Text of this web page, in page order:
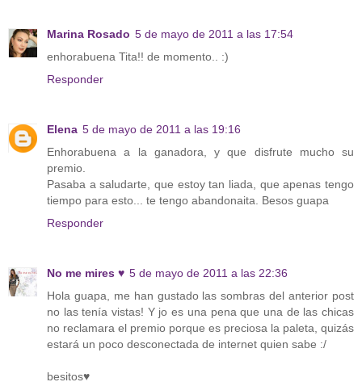
Marina Rosado 5 de mayo de 2011 a las 17:54
enhorabuena Tita!! de momento.. :)
Responder
Elena 5 de mayo de 2011 a las 19:16
Enhorabuena a la ganadora, y que disfrute mucho su
premio.
Pasaba a saludarte, que estoy tan liada, que apenas tengo
tiempo para esto... te tengo abandonaita. Besos guapa
Responder
No me mires ♥ 5 de mayo de 2011 a las 22:36
Hola guapa, me han gustado las sombras del anterior post
no las tenía vistas! Y jo es una pena que una de las chicas
no reclamara el premio porque es preciosa la paleta, quizás
estará un poco desconectada de internet quien sabe :/
besitos♥